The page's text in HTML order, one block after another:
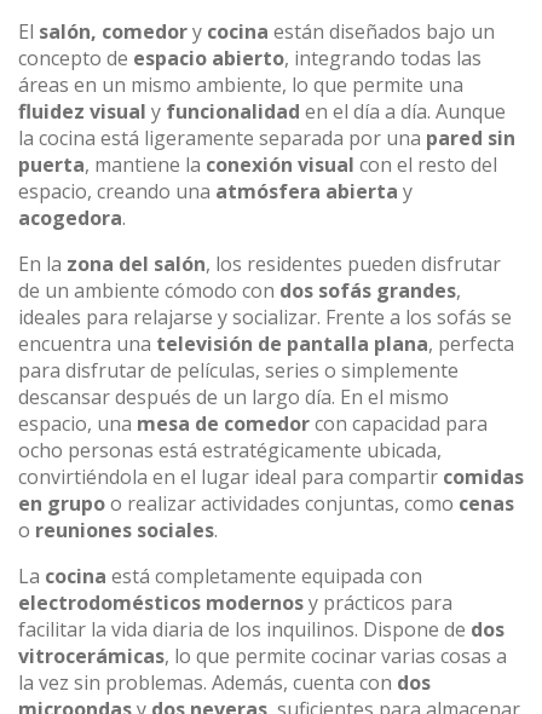
El salón, comedory cocina están diseñados bajo un
concepto de espacio abierto, integrando todas las
áreas en un mismo ambiente, lo que permite una
fluidez visual y funcionalidad en el día a día. Aunque
la cocina está ligeramente separada por una pared sin
puerta, mantiene la conexión visual con el resto del
espacio, creando una atmósfera abierta y
acogedora.
En la zona del salón, los residentes pueden disfrutar
de un ambiente cómodo con dos sofás grandes,
ideales para relajarse y socializar. Frente a los sofás se
encuentra una televisión de pantalla plana, perfecta
para disfrutar de películas, series o simplemente
descansar después de un largo día. En el mismo
espacio, una mesa de comedorcon capacidad para
ocho personas está estratégicamente ubicada,
convirtiéndola en el lugar ideal para compartir comidas
en grupoo realizar actividades conjuntas, como cenas
o reuniones sociales.
La cocina está completamente equipada con
electrodomésticos modernosy prácticos para
facilitar la vida diaria de los inquilinos. Dispone de dos
vitrocerámicas, lo que permite cocinar varias cosas a
la vez sin problemas. Además, cuenta con dos